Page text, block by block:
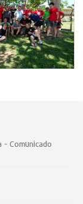
Comunicado